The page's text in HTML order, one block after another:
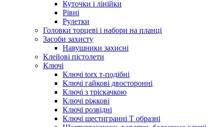
Куточки і лінійки
Рівні
Рулетки
Головки торцеві і набори на планці
Засоби захисту
Навушники захисні
Клейові пістолети
Ключі
Ключі torx т-подібні
Ключі гайкові двосторонні
Ключі з тріскачкою
Ключі ріжкові
Ключі розвідні
Ключі шестигранні Т образні